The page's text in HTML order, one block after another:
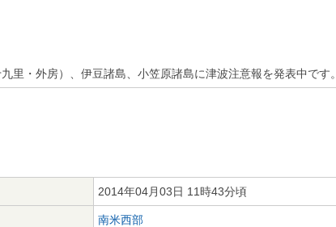
・外房）、伊豆諸島、小笠原諸島に津波注意報を発表中です。
2014年04月03日 11時43分頃
南米西部